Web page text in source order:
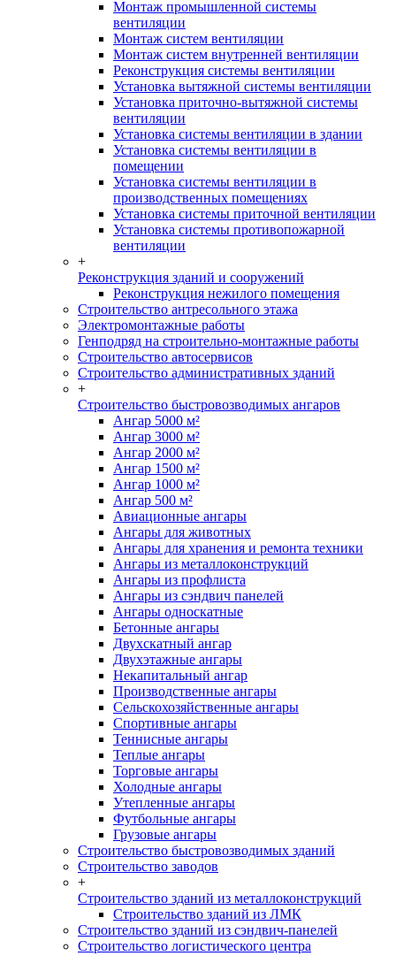
Монтаж промышленной системы
вентиляции
Монтаж систем вентиляции
Монтаж систем внутренней вентиляции
Реконструкция системы вентиляции
Установка вытяжной системы вентиляции
Установка приточно-вытяжной системы
вентиляции
Установка системы вентиляции в здании
Установка системы вентиляции в
помещении
Установка системы вентиляции в
производственных помещениях
Установка системы приточной вентиляции
Установка системы противопожарной
вентиляции
+
Реконструкция зданий и сооружений
Реконструкция нежилого помещения
Строительство антресольного этажа
Электромонтажные работы
Генподряд на строительно-монтажные работы
Строительство автосервисов
Строительство административных зданий
+
Строительство быстровозводимых ангаров
Ангар 5000 м²
Ангар 3000 м²
Ангар 2000 м²
Ангар 1500 м²
Ангар 1000 м²
Ангар 500 м²
Авиационные ангары
Ангары для животных
Ангары для хранения и ремонта техники
Ангары из металлоконструкций
Ангары из профлиста
Ангары из сэндвич панелей
Ангары односкатные
Бетонные ангары
Двухскатный ангар
Двухэтажные ангары
Некапитальный ангар
Производственные ангары
Сельскохозяйственные ангары
Спортивные ангары
Теннисные ангары
Теплые ангары
Торговые ангары
Холодные ангары
Утепленные ангары
Футбольные ангары
Грузовые ангары
Строительство быстровозводимых зданий
Строительство заводов
+
Строительство зданий из металлоконструкций
Строительство зданий из ЛМК
Строительство зданий из сэндвич-панелей
Строительство логистического центра